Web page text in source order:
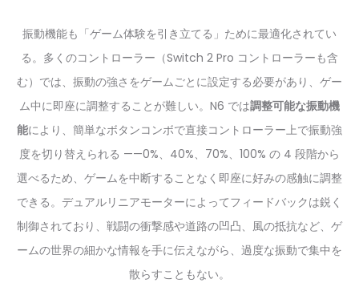
振動機能も「ゲーム体験を引き立てる」ために最適化されてい
る。多くのコントローラー（Switch 2 Pro コントローラーも含
む）では、振動の強さをゲームごとに設定する必要があり、ゲー
ム中に即座に調整することが難しい。N6 では調整可能な振動機
能により、簡単なボタンコンボで直接コントローラー上で振動強
度を切り替えられる ——0%、40%、70%、100% の 4 段階から
選べるため、ゲームを中断することなく即座に好みの感触に調整
できる。デュアルリニアモーターによってフィードバックは鋭く
制御されており、戦闘の衝撃感や道路の凹凸、風の抵抗など、ゲ
ームの世界の細かな情報を手に伝えながら、過度な振動で集中を
散らすこともない。